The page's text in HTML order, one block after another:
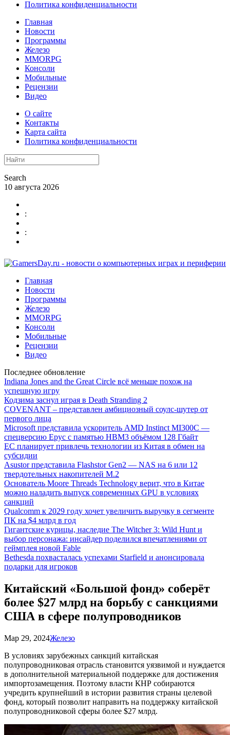
Политика конфиденциальности
Главная
Новости
Программы
Железо
MMORPG
Консоли
Мобильные
Рецензии
Видео
О сайте
Контакты
Карта сайта
Политика конфиденциальности
Search
10 августа 2026
:
:
Главная
Новости
Программы
Железо
MMORPG
Консоли
Мобильные
Рецензии
Видео
Последнее обновление
Indiana Jones and the Great Circle всё меньше похож на
успешную игру
Кодзима заснул играя в Death Stranding 2
COVENANT – представлен амбициозный соулс-шутер от
первого лица
Microsoft представила ускоритель AMD Instinct MI300C —
спецверсию Epyc с памятью HBM3 объёмом 128 Гбайт
ЕС планирует привлечь технологии из Китая в обмен на
субсидии
Asustor представила Flashstor Gen2 — NAS на 6 или 12
твердотельных накопителей M.2
Основатель Moore Threads Technology верит, что в Китае
можно наладить выпуск современных GPU в условиях
санкций
Qualcomm к 2029 году хочет увеличить выручку в сегменте
ПК на $4 млрд в год
Гигантские курицы, наследие The Witcher 3: Wild Hunt и
выбор персонажа: инсайдер поделился впечатлениями от
геймплея новой Fable
Bethesda похвасталась успехами Starfield и анонсировала
подарки для игроков
Китайский «Большой фонд» соберёт
более $27 млрд на борьбу с санкциями
США в сфере полупроводников
Мар 29, 2024Железо
В условиях зарубежных санкций китайская
полупроводниковая отрасль становится уязвимой и нуждается
в дополнительной материальной поддержке для достижения
импортозамещения. Поэтому власти КНР собираются
учредить крупнейший в истории развития страны целевой
фонд, который позволит направить на поддержку китайской
полупроводниковой сферы более $27 млрд.